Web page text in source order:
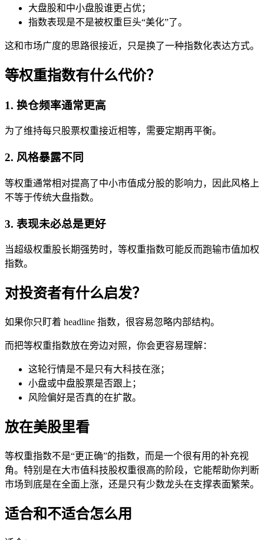
大盘股和中小盘股谁更占优；
指数表现是不是被权重巨头“美化”了。
这和市场广度的思路很接近，只是换了一种指数化表达方式。
等权重指数有什么代价？
1. 换仓频率通常更高
为了维持每只股票权重接近相等，需要定期再平衡。
2. 风格暴露不同
等权重通常相对提高了中小市值成分股的影响力，因此风格上
不等于传统大盘指数。
3. 表现未必总是更好
当超级权重股长期强势时，等权重指数可能反而跑输市值加权
指数。
对投资者有什么启发？
如果你只盯着 headline 指数，很容易忽略内部结构。
而把等权重指数放在旁边对照，你会更容易理解：
这轮行情是不是只有大科技在涨；
小盘或中盘股票是否跟上；
风险偏好是否真的在扩散。
放在美股里看
等权重指数不是“更正确”的指数，而是一个很有用的补充视
角。特别是在大市值科技股权重很高的阶段，它能帮助你判断
市场到底是在全面上涨，还是只有少数龙头在支撑表面繁荣。
适合和不适合怎么用